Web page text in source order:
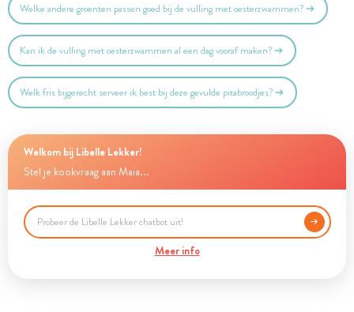
Welke andere groenten passen goed bij de vulling met oesterzwammen?
Kan ik de vulling met oesterzwammen al een dag vooraf maken?
Welk fris bijgerecht serveer ik best bij deze gevulde pitabroodjes?
Welkom bij Libelle Lekker!
Stel je kookvraag aan Maia...
Meer info